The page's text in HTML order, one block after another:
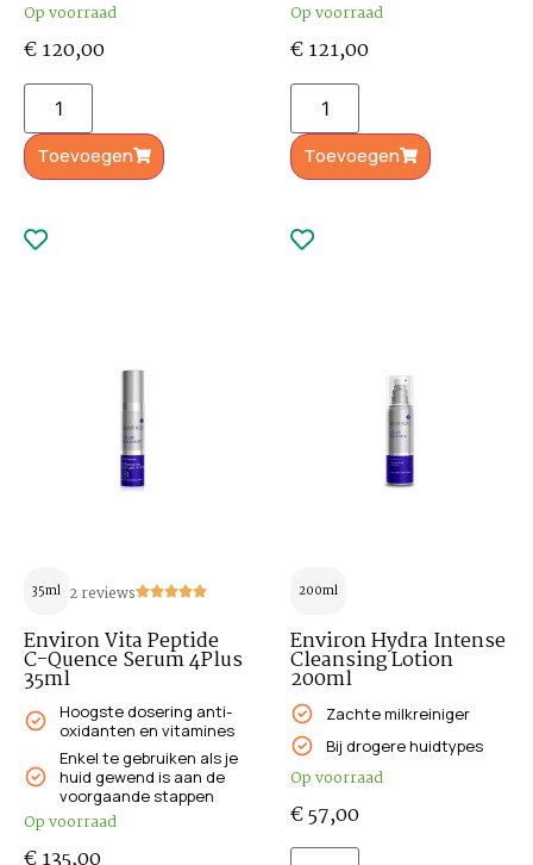
Op voorraad
€120,00
Toevoegen
Op voorraad
€121,00
Toevoegen
35ml 2 reviews
Environ Vita Peptide
C-Quence Serum 4Plus
35ml
Hoogste dosering anti-
oxidanten en vitamines
Enkel te gebruiken als je
huid gewend is aan de
voorgaande stappen
Op voorraad
200ml
Environ Hydra Intense
Cleansing Lotion
200ml
Zachte milkreiniger
Bij drogere huidtypes
Op voorraad
€57,00